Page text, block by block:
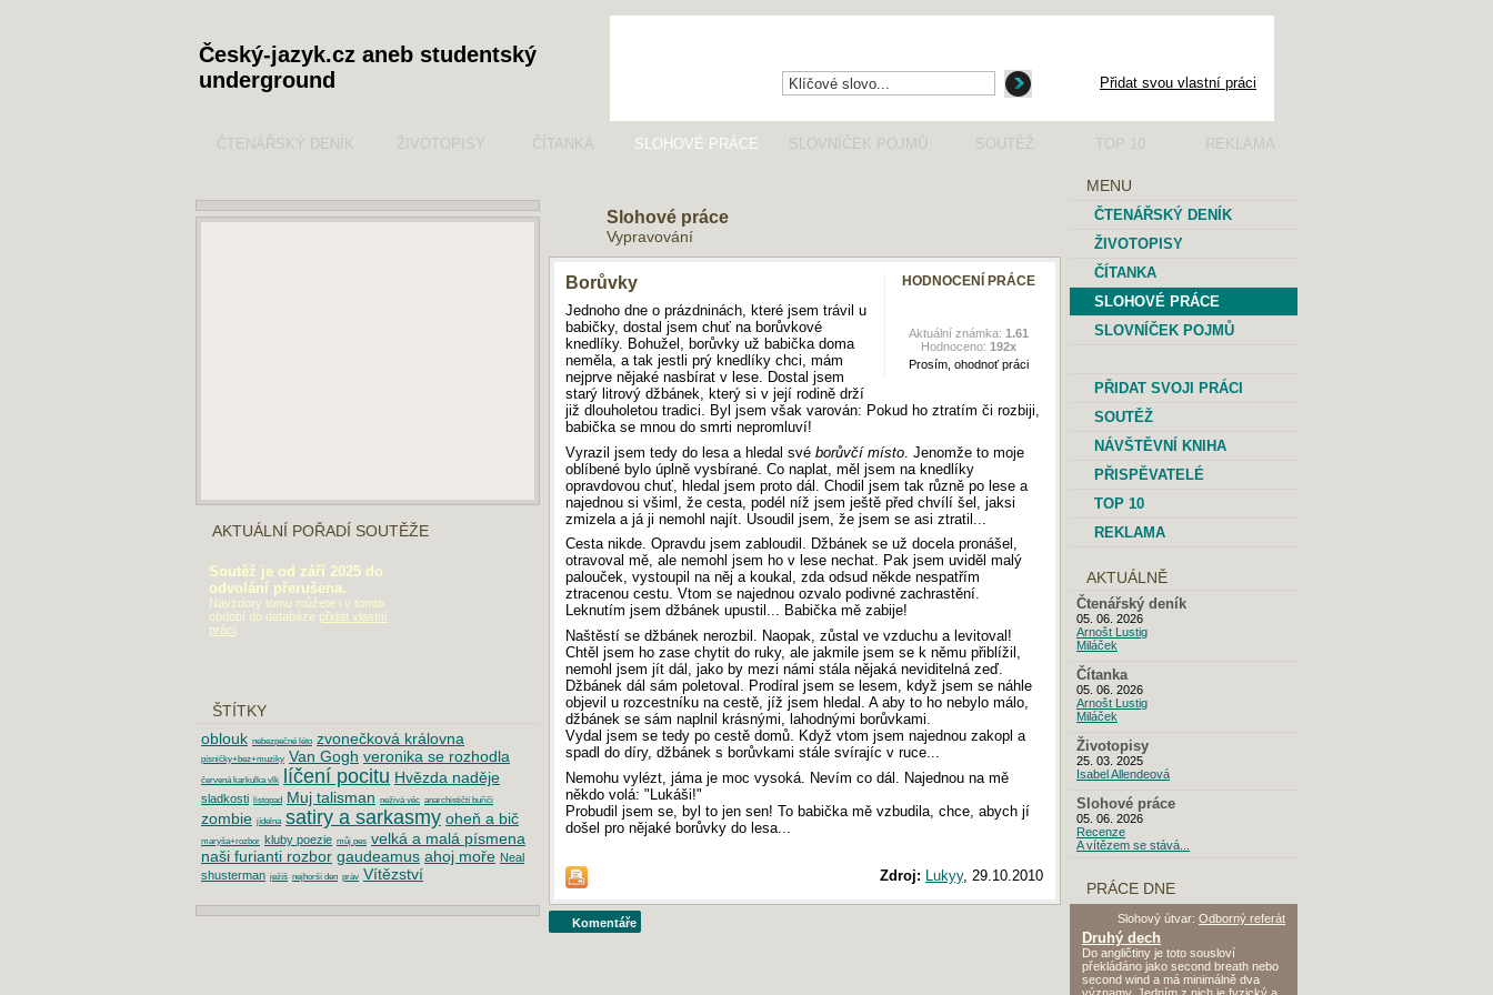
Český-jazyk.cz aneb studentský
underground
Přidat svou vlastní práci
ČTENÁŘSKÝ DENÍK ŽIVOTOPISY ČÍTANKA SLOHOVÉ PRÁCE SLOVNÍČEK POJMŮ SOUTĚŽ TOP 10 REKLAMA
MENU
Slohové práce
Vypravování
HODNOCENÍ PRÁCE
Aktuální známka: 1.61
Hodnoceno: 192x
Prosím, ohodnoť práci
Borůvky
Jednoho dne o prázdninách, které jsem trávil u
babičky, dostal jsem chuť na borůvkové
knedlíky. Bohužel, borůvky už babička doma
neměla, a tak jestli prý knedlíky chci, mám
nejprve nějaké nasbírat v lese. Dostal jsem
starý litrový džbánek, který si v její rodině drží
již dlouholetou tradici. Byl jsem však varován: Pokud ho ztratím či rozbiji,
babička se mnou do smrti nepromluví!
Vyrazil jsem tedy do lesa a hledal své borůvčí místo . Jenomže to moje
oblíbené bylo úplně vysbírané. Co naplat, měl jsem na knedlíky
opravdovou chuť, hledal jsem proto dál. Chodil jsem tak různě po lese a
najednou si všiml, že cesta, podél níž jsem ještě před chvílí šel, jaksi
zmizela a já ji nemohl najít. Usoudil jsem, že jsem se asi ztratil...
Cesta nikde. Opravdu jsem zabloudil. Džbánek se už docela pronášel,
otravoval mě, ale nemohl jsem ho v lese nechat. Pak jsem uviděl malý
palouček, vystoupil na něj a koukal, zda odsud někde nespatřím
ztracenou cestu. Vtom se najednou ozvalo podivné zachrastění.
Leknutím jsem džbánek upustil... Babička mě zabije!
Naštěstí se džbánek nerozbil. Naopak, zůstal ve vzduchu a levitoval!
Chtěl jsem ho zase chytit do ruky, ale jakmile jsem se k němu přiblížil,
nemohl jsem jít dál, jako by mezi námi stála nějaká neviditelná zeď.
Džbánek dál sám poletoval. Prodíral jsem se lesem, když jsem se náhle
objevil u rozcestníku na cestě, jíž jsem hledal. A aby to ho nebylo málo,
džbánek se sám naplnil krásnými, lahodnými borůvkami.
Vydal jsem se tedy po cestě domů. Když vtom jsem najednou zakopl a
spadl do díry, džbánek s borůvkami stále svírajíc v ruce...
Nemohu vylézt, jáma je moc vysoká. Nevím co dál. Najednou na mě
někdo volá: "Lukáši!"
Probudil jsem se, byl to jen sen! To babička mě vzbudila, chce, abych jí
došel pro nějaké borůvky do lesa...
Zdroj: Lukyy, 29.10.2010
Komentáře
ČTENÁŘSKÝ DENÍK
ŽIVOTOPISY
ČÍTANKA
SLOHOVÉ PRÁCE
SLOVNÍČEK POJMŮ
PŘIDAT SVOJI PRÁCI
SOUTĚŽ
NÁVŠTĚVNÍ KNIHA
PŘISPĚVATELÉ
TOP 10
REKLAMA
AKTUÁLNĚ
Čtenářský deník
05. 06. 2026
Arnošt Lustig
Miláček
Čítanka
05. 06. 2026
Arnošt Lustig
Miláček
Životopisy
25. 03. 2025
Isabel Allendeová
Slohové práce
05. 06. 2026
Recenze
A vítězem se stává...
PRÁCE DNE
Slohový útvar: Odborný referát
Druhý dech
Do angličtiny je toto sousloví
překládáno jako second breath nebo
second wind a má minimálně dva
AKTUÁLNÍ POŘADÍ SOUTĚŽE
Soutěž je od září 2025 do
odvolání přerušena.
Navzdory tomu můžete i v tomto
období do databáze přidat vlastní
práci
ŠTÍTKY
oblouk nebezpečné léto zvonečková královna
písničky+bez+muziky Van Gogh veronika se rozhodla
červená karkulka vlk líčení pocitu Hvězda naděje
sladkosti listopad Muj talisman neživá věc anarchističtí buřiči
zombie jídelna satiry a sarkasmy oheň a bič
maryša+rozbor kluby poezie můj pes velká a malá písmena
naši furianti rozbor gaudeamus ahoj moře Neal
shusterman ježíš nejhorší den práv Vítězství